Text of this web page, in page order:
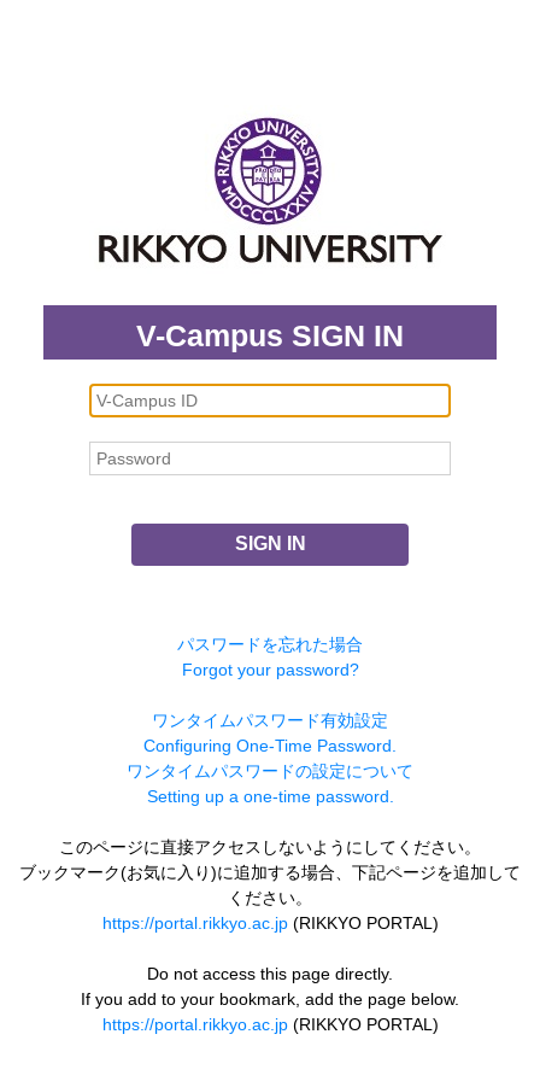
V-Campus SIGN IN
SIGN IN
パスワードを忘れた場合
Forgot your password?
ワンタイムパスワード有効設定
Configuring One-Time Password.
ワンタイムパスワードの設定について
Setting up a one-time password.
このページに直接アクセスしないようにしてください。
ブックマーク(お気に入り)に追加する場合、下記ページを追加して
ください。
https://portal.rikkyo.ac.jp(RIKKYO PORTAL)
Do not access this page directly.
If you add to your bookmark, add the page below.
https://portal.rikkyo.ac.jp(RIKKYO PORTAL)